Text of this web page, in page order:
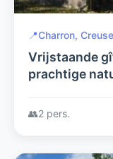
📍Charron, Creuse
Vrijstaande
prachtige
👥2 pers.